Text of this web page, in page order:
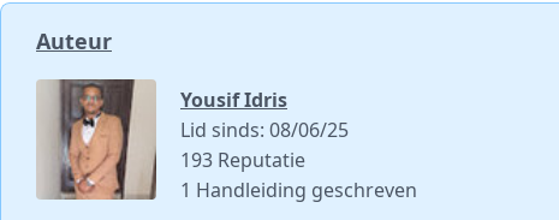
Auteur
Yousif Idris
Lid sinds: 08/06/25
193 Reputatie
1 Handleiding geschreven